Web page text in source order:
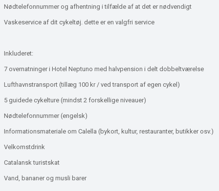
Nødtelefonnummer og afhentning i tilfælde af at det er nødvendigt
Vaskeservice af dit cykeltøj. dette er en valgfri service
Inkluderet:
7 overnatninger i Hotel Neptuno med halvpension i delt dobbeltværelse
Lufthavnstransport (tillæg 100 kr / ved transport af egen cykel)
5 guidede cykelture (mindst 2 forskellige niveauer)
Nødtelefonnummer (engelsk)
Informationsmateriale om Calella (bykort, kultur, restauranter, butikker osv.)
Velkomstdrink
Catalansk turistskat
Vand, bananer og musli barer